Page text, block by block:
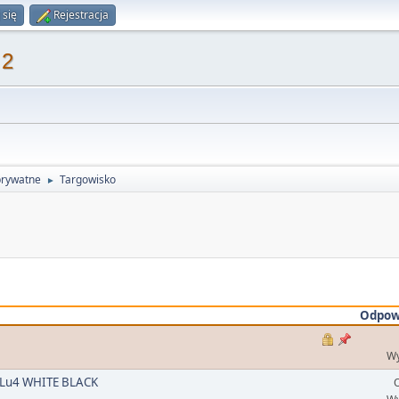
się Rejestracja
► Targowisko
WHITE BLACK